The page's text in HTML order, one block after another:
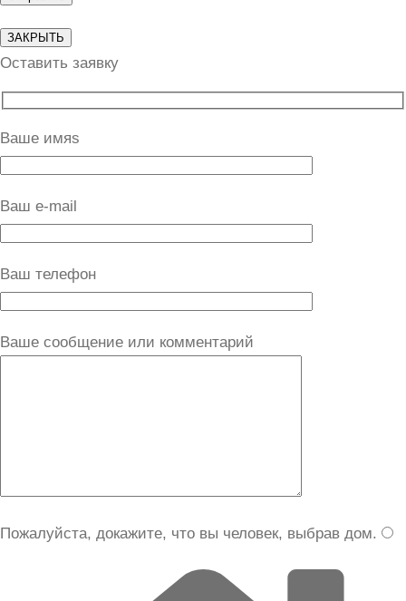
ЗАКРЫТЬ
Оставить заявку
Ваше имяs
Ваш e-mail
Ваш телефон
Ваше сообщение или комментарий
Пожалуйста, докажите, что вы человек, выбрав дом.